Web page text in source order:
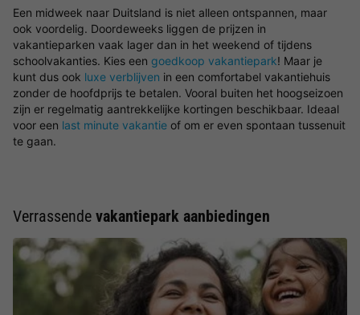
Een midweek naar Duitsland is niet alleen ontspannen, maar
ook voordelig. Doordeweeks liggen de prijzen in
vakantieparken vaak lager dan in het weekend of tijdens
schoolvakanties. Kies een goedkoop vakantiepark! Maar je
kunt dus ook luxe verblijven in een comfortabel vakantiehuis
zonder de hoofdprijs te betalen. Vooral buiten het hoogseizoen
zijn er regelmatig aantrekkelijke kortingen beschikbaar. Ideaal
voor een last minute vakantie of om er even spontaan tussenuit
te gaan.
Verrassende vakantiepark aanbiedingen